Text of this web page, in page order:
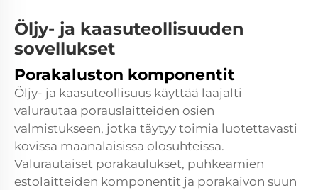
Öljy- ja kaasuteollisuuden
sovellukset
Porakaluston komponentit
Öljy- ja kaasuteollisuus käyttää laajalti
valurautaa porauslaitteiden osien
valmistukseen, jotka täytyy toimia luotettavasti
kovissa maanalaisissa olosuhteissa.
Valurautaiset porakaulukset, puhkeamien
estolaitteiden komponentit ja porakaivon suun